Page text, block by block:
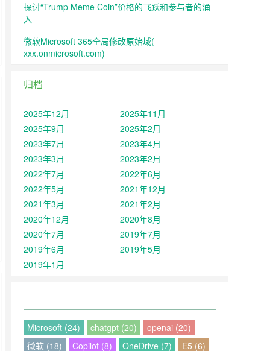
探讨“Trump Meme Coin”价格的飞跃和参与者的涌
入
微软Microsoft 365全局修改原始域(
xxx.onmicrosoft.com)
归档
2025年12月
2025年11月
2025年9月
2025年2月
2023年7月
2023年4月
2023年3月
2023年2月
2022年7月
2022年6月
2022年5月
2021年12月
2021年3月
2021年2月
2020年12月
2020年8月
2020年7月
2019年7月
2019年6月
2019年5月
2019年1月
Microsoft (24) chatgpt (20)
openai (20)
微软 (18)
Copilot (8) OneDrive (7) E5 (6)